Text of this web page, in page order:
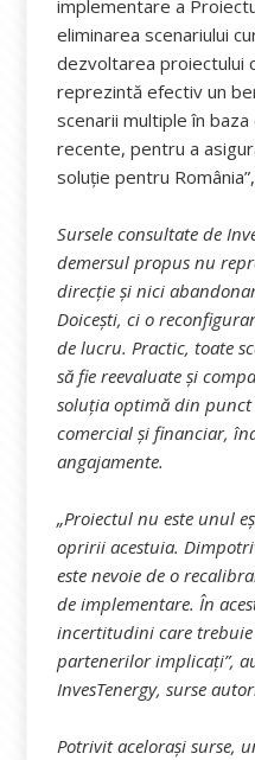
implementare a
eliminarea scenariului
dezvoltarea proiectului
reprezintă efectiv un
scenarii multiple în
recente, pentru a
soluție pentru
Sursele consultate de
demersul propus nu
direcție și nici
Doicești, ci o
de lucru. Practic, toate
să fie reevaluate și
soluția optimă din punct
comercial și financiar,
angajamente.
„Proiectul nu este unul
opririi acestuia.
este nevoie de o
de implementare. În
incertitudini care
partenerilor implicați”,
InvesTenergy, surse
Potrivit acelorași surse,